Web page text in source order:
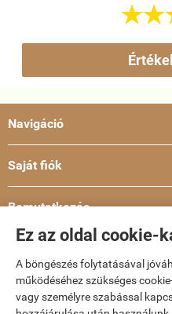
Ez az oldal cookie-
A böngészés folytatásával
működéséhez szükséges
vagy személyre szabással

Navigáció
Saját fiók
Bemutatkozás
dvd-bolt.hu -Kemény Gábor EV